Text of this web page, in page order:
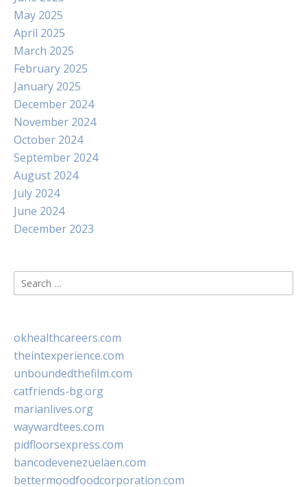
May 2025
April 2025
March 2025
February 2025
January 2025
December 2024
November 2024
October 2024
September 2024
August 2024
July 2024
June 2024
December 2023
Search
for:
okhealthcareers.com
theintexperience.com
unboundedthefilm.com
catfriends-bg.org
marianlives.org
waywardtees.com
pidfloorsexpress.com
bancodevenezuelaen.com
bettermoodfoodcorporation.com